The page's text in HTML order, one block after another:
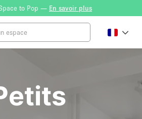
to Pop — En savoir plus